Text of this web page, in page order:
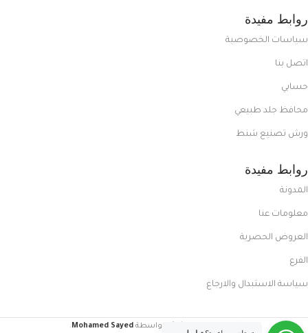
روابط مفيدة
سياسات الخصوصية
اتصل بنا
حسابي
محافظ جلد طبيعي
ورش تصنيع شنط
روابط مفيدة
المدونة
معلومات عنا
العروض الحصرية
الفرع
سياسة الاستبدال والارجاع
تم إنشاؤه بواسطةMohamed Sayed
.